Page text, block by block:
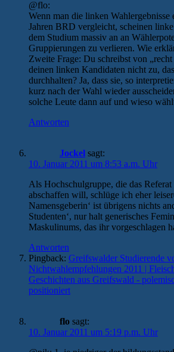
@flo:
Wenn man die linken
Jahren BRD vergleicht, scheinen
dem Studium massiv an an
Gruppierungen zu verlieren. Wie
Zweite Frage: Du schreibst von
deinen linken Kandidaten nicht zu,
durchhalten? Ja, dass sie, so
kurz nach der Wahl wieder
solche Leute dann auf und wieso
Antworten
Jockel sagt:
10. Januar 2011 um 8:53 a.m. Uhr
Als Hochschulgruppe, die das
abschaffen will, schlüge ich eher
Namensgeberin‘ ist übrigens nichts
Studenten‘, nur halt generisches
Maskulinums, das ihr vorgeschlagen
Antworten
Pingback: Greifswalder Studierende
Nichtwahlempfehlungen 2011 |
Geschichten aus Greifswald -
positioniert
flo sagt:
10. Januar 2011 um 5:19 p.m. Uhr